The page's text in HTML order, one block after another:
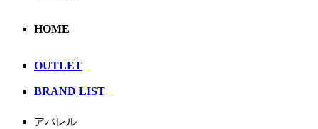
HOME
OUTLET
BRAND LIST
アパレル